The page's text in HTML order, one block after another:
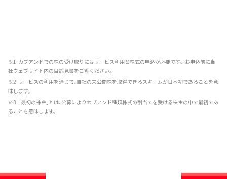
※1 カブアンドでの株の受け取りにはサービス利用と株式の申込が必要です。お申込前に当
社ウェブサイト内の目論見書をご覧ください。
※2 サービスの利用を通じて､自社の未公開株を取得できるスキームが日本初であることを意
味します。
※3 ｢最初の株主｣とは､公募によりカブアンド種類株式の割当てを受ける株主の中で最初であ
ることを意味します。